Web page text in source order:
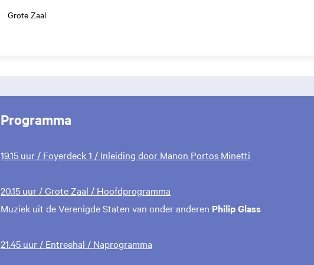
Grote Zaal
Programma
19.15 uur / Foyerdeck 1 / Inleiding door Manon Portos Minetti
20.15 uur / Grote Zaal / Hoofdprogramma
Muziek uit de Verenigde Staten van onder anderen Philip Glass
21.45 uur / Entreehal / Naprogramma